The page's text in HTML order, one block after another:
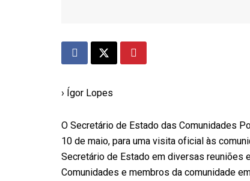
› Ígor Lopes
O Secretário de Estado das Comunidades
10 de maio, para uma visita oficial às
Secretário de Estado em diversas reuniões
Comunidades e membros da comunidade